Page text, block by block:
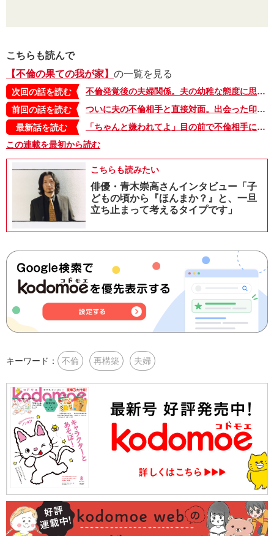
こちらも読んで
【不倫の果ての我が家】 の一覧を見る
次回の話を読む
不倫発覚後の夫婦関係。夫の幼稚な態度に思わず飛び出した言葉は【不倫の果ての我が家・8】
前回の話を読む
ついに夫の不倫相手と直接対面。出会った印象はメールと違っていて……【不倫の果ての我が家・6】
最新話を読む
「ちゃんと嫌われてよ」目の前で不倫相手に電話をかけさせた。許したわけじゃないけど、不倫の果ての我が家は…【不倫の果ての我が家・最終回】
この連載を最初から読む
こちらも読みたい
俳優・青木崇高さんインタビュー「子
どもの頃から『ほんまか？』と、一旦
立ち止まって考えるタイプです」
キーワード： 不倫 再構築 夫婦